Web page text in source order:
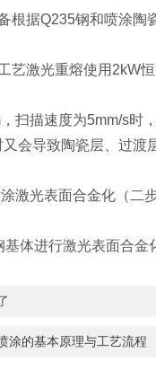
根据Q235钢和喷涂
艺激光重熔使用2kW
扫描速度为5mm/s时
会导致陶瓷层、过渡
激光表面合金化（二步
体进行激光表面合金
涂的基本原理与工艺流程